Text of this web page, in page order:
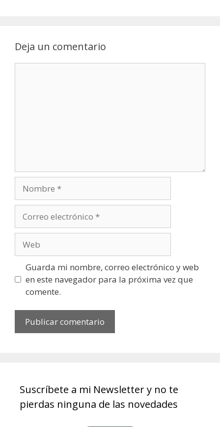
Deja un comentario
electrónico
Guarda mi nombre, correo electrónico y web
en este navegador para la próxima vez que
comente.
Suscríbete a mi Newsletter y no te
pierdas ninguna de las novedades